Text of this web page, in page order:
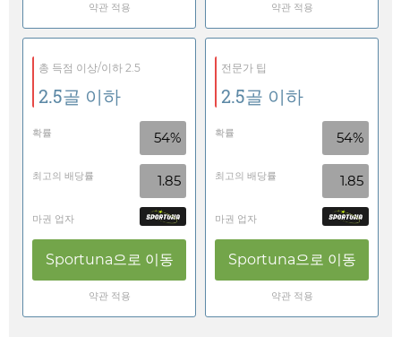
약관 적용 약관 적용
총 득점 이상/이하 2.5
2.5골 이하
확률 54%
최고의 배당률 1.85
마권 업자
Sportuna으로 이동
약관 적용
전문가 팁
2.5골 이하
확률 54%
최고의 배당률 1.85
마권 업자
Sportuna으로 이동
약관 적용